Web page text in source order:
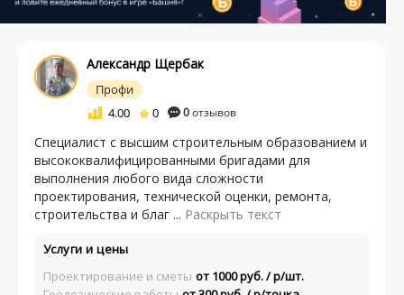
Александр Щербак
Профи
4.00
0 0отзывов
Специалист с высшим строительным образованием и
высококвалифицированными бригадами для
выполнения любого вида сложности
проектирования, технической оценки, ремонта,
строительства и благ ... Раскрыть текст
Услуги и цены
Проектирование и сметы от 1000 руб. / р/шт.